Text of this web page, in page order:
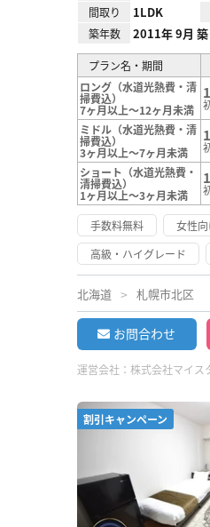
間取り 1LDK
築年数 2011年 9月 築
プラン名・期間
ロング（水道光熱費・清
掃費込）
7ヶ月以上～12ヶ月未満
ミドル（水道光熱費・清
掃費込）
3ヶ月以上～7ヶ月未満
ショート（水道光熱費・
清掃費込）
1ヶ月以上～3ヶ月未満
手数料無料 女性向
高級・ハイグレード
北海道 札幌市北区
お問合わせ
運営会社： 株式会社マイス
割引キャンペーン